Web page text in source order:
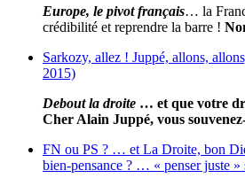
Europe, le pivot français… la
crédibilité et reprendre la barre !
Sarkozy, allez ! Juppé, allons,
2015)
Debout la droite … et que votre
Cher Alain Juppé, vous
FN ou PS ? … et La Droite, bon
bien-pensance ? … « penser juste